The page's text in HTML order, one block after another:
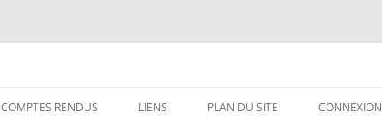
COMPTES RENDUS LIENS PLAN DU SITE CONNEXION